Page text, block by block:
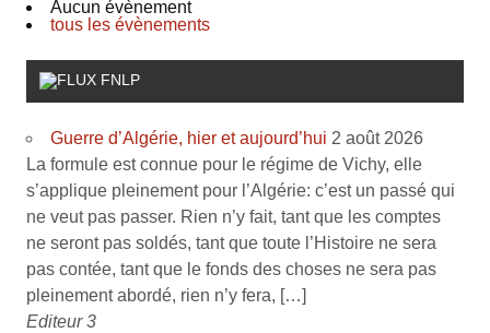
Aucun évènement
tous les évènements
FNLP
Guerre d’Algérie, hier et aujourd’hui 2 août 2026
La formule est connue pour le régime de Vichy, elle
s’applique pleinement pour l’Algérie: c’est un passé qui
ne veut pas passer. Rien n’y fait, tant que les comptes
ne seront pas soldés, tant que toute l’Histoire ne sera
pas contée, tant que le fonds des choses ne sera pas
pleinement abordé, rien n’y fera, […]
Editeur 3